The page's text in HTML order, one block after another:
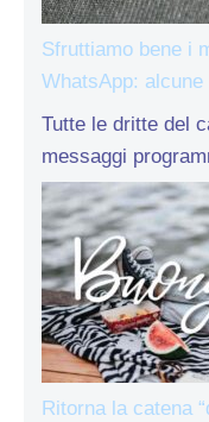
Sfruttiamo bene i
WhatsApp: alcune
Tutte le dritte del
messaggi
Ritorna la catena